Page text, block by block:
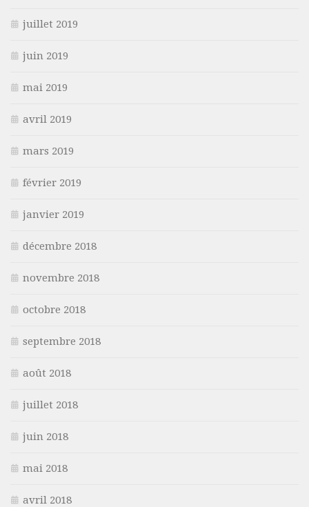
juillet 2019
juin 2019
mai 2019
avril 2019
mars 2019
février 2019
janvier 2019
décembre 2018
novembre 2018
octobre 2018
septembre 2018
août 2018
juillet 2018
juin 2018
mai 2018
avril 2018